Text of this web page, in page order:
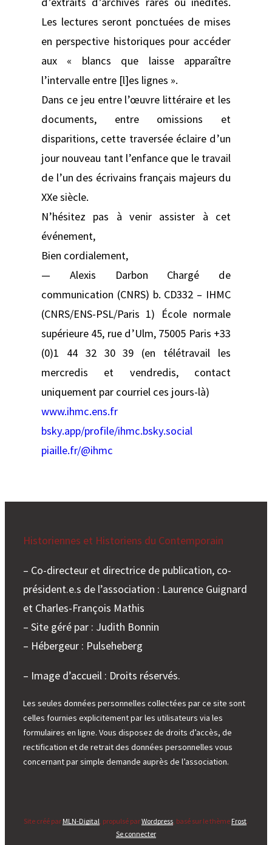
Les lectures seront ponctuées de mises
en perspective historiques pour accéder
aux « blancs que laisse apparaître
l’intervalle entre [l]es lignes ».
Dans ce jeu entre l’œuvre littéraire et les
documents, entre omissions et
disparitions, cette traversée éclaire d’un
jour nouveau tant l’enfance que le travail
de l’un des écrivains français majeurs du
XXe siècle.
N’hésitez pas à venir assister à cet
événement,
Bien cordialement,
— Alexis Darbon Chargé de
communication (CNRS) b. CD332 – IHMC
(CNRS/ENS-PSL/Paris 1) École normale
supérieure 45, rue d’Ulm, 75005 Paris +33
(0)1 44 32 30 39 (en télétravail les
mercredis et vendredis, contact
uniquement par courriel ces jours-là)
www.ihmc.ens.fr
bsky.app/profile/ihmc.bsky.social
piaille.fr/@ihmc
Historiennes et Historiens du Contemporain
– Co-directeur et directrice de publication, co-
président.e.s de l’association : Laurence Guignard
et Charles-François Mathis
– Site géré par : Judith Bonnin
– Hébergeur : Pulseheberg
– Image d’accueil : Droits réservés.
Les seules données personnelles collectées par ce site sont
celles fournies explicitement par les utilisateurs via les
formulaires en ligne. Vous disposez de droits d’accès, de
rectification et de retrait des données personnelles vous
concernant par simple demande auprès de l’association.
Site créé par MLN-Digital , propulsé parWordpress , basé sur le thème Frost.
Se connecter